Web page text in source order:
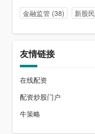
金融监管 (38) 新股民
友情链接
在线配资
配资炒股门户
牛策略